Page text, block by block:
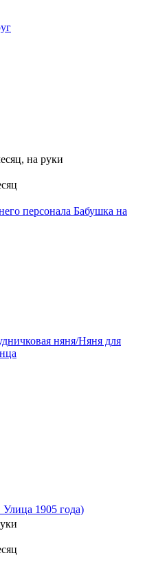
на руки
персонала Бабушка на
няня/Няня для
1905 года)